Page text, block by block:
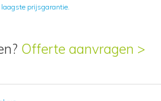
prijsgarantie.
Offerte aanvragen >